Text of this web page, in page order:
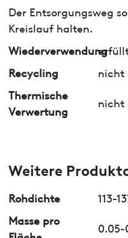
Der Entsorgungsweg
Kreislauf halten.
Wiederverwendung
Recycling
nicht
Thermische
Verwertung
nicht
Weitere
Rohdichte
113-
Masse pro